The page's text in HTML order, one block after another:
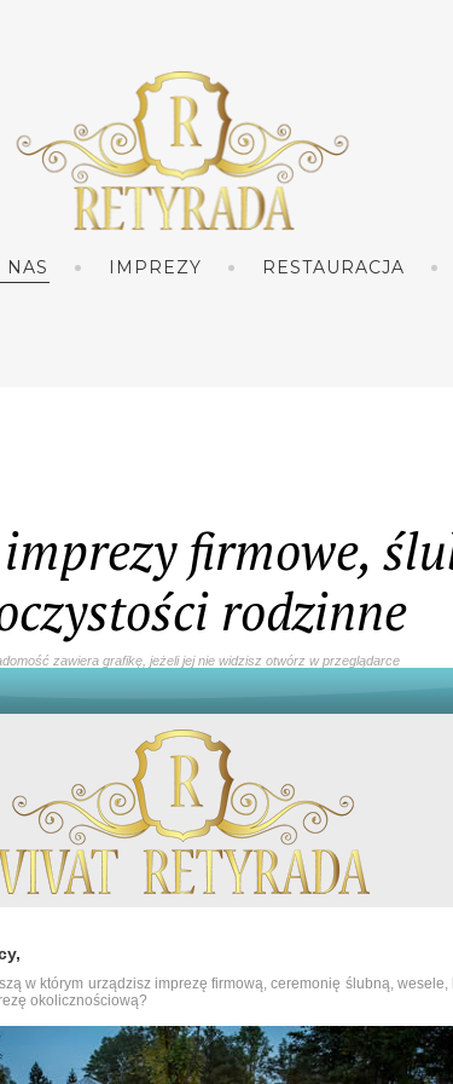
NAS IMPREZY RESTAURACJA
firmowe,
rodzinne